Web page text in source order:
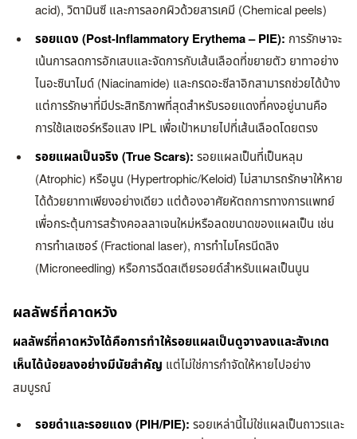
acid), วิตามินซี และการลอกผิวด้วยสารเคมี (Chemical peels)
รอยแดง (Post-Inflammatory Erythema – PIE): การรักษาจะ
เน้นการลดการอักเสบและจัดการกับเส้นเลือดที่ขยายตัว ยาทาอย่าง
ไนอะซินาไมด์ (Niacinamide) และกรดอะซีลาอิกสามารถช่วยได้บ้าง
แต่การรักษาที่มีประสิทธิภาพที่สุดสำหรับรอยแดงที่คงอยู่นานคือ
การใช้เลเซอร์หรือแสง IPL เพื่อเป้าหมายไปที่เส้นเลือดโดยตรง
รอยแผลเป็นจริง (True Scars): รอยแผลเป็นที่เป็นหลุม
(Atrophic) หรือนูน (Hypertrophic/Keloid) ไม่สามารถรักษาให้หาย
ได้ด้วยยาทาเพียงอย่างเดียว แต่ต้องอาศัยหัตถการทางการแพทย์
เพื่อกระตุ้นการสร้างคอลลาเจนใหม่หรือลดขนาดของแผลเป็น เช่น
การทำเลเซอร์ (Fractional laser), การทำไมโครนีดลิง
(Microneedling) หรือการฉีดสเตียรอยด์สำหรับแผลเป็นนูน
ผลลัพธ์ที่คาดหวัง
ผลลัพธ์ที่คาดหวังได้คือการทำให้รอยแผลเป็นดูจางลงและสังเกต
เห็นได้น้อยลงอย่างมีนัยสำคัญ แต่ไม่ใช่การกำจัดให้หายไปอย่าง
สมบูรณ์
รอยดำและรอยแดง (PIH/PIE): รอยเหล่านี้ไม่ใช่แผลเป็นถาวรและ